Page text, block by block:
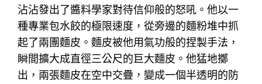
沾沾發出了醬料學家對待信仰般的怒吼。他以一
種專業包水餃的極限速度，從旁邊的麵粉堆中抓
起了兩團麵皮。麵皮被他用氣功般的捏製手法，
瞬間擴大成直徑三公尺的巨大麵皮。他猛地擲
出，兩張麵皮在空中交疊，變成一個半透明的防